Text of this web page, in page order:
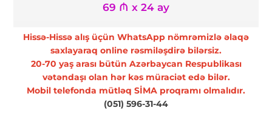
69 ₼ x 24 ay
Hissə-Hissə alış üçün WhatsApp nömrəmizlə əlaqə
saxlayaraq online rəsmiləşdirə bilərsiz.
20-70 yaş arası bütün Azərbaycan Respublikası
vətəndaşı olan hər kəs müraciət edə bilər.
Mobil telefonda mütləq SİMA proqramı olmalıdır.
(051) 596-31-44